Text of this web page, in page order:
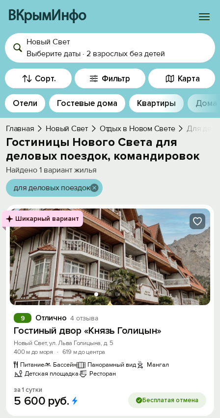
ВКрымИнфо
Войти
Избранное
История просмотра
Добавить свой объект
Новый Свет
Выберите даты · 2 взрослых без детей
Сорт. Фильтр Карта
Отели Гостевые дома Квартиры Дома
Главная Новый Свет Отдых в Новом Свете Для
Гостиницы Нового Света для
деловых поездок, командировок
Найдено 1 вариант жилья
для деловых поездок
Шикарный вариант
Отлично 4 отзыва
9
Гостиный двор «Князь Голицын»
Новый Свет, ул. Льва Голицына, д. 5
400 м до моря
· 619 м до центра
Питание
Бассейн Панорамный вид
Мангал
Детская площадка
Ресторан
за 1 сутки
5 600 руб. Бесплатая отмена